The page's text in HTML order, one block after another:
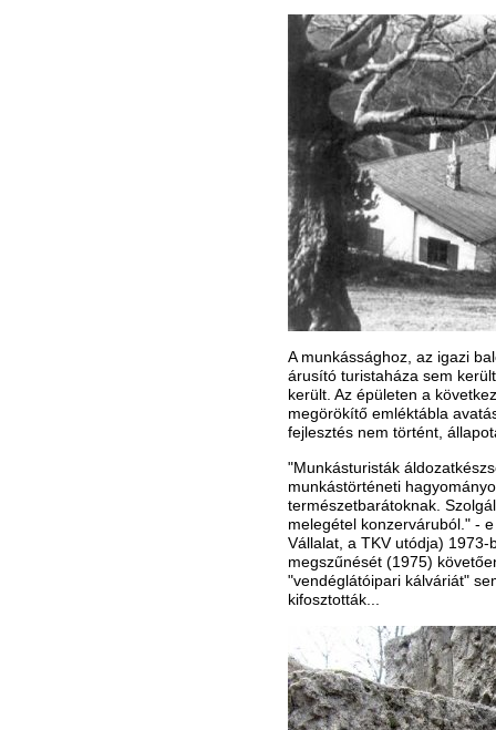
A munkássághoz, az igazi
árusító turistaháza sem
került. Az épületen a
megörökítő emléktábla
fejlesztés nem történt,
"Munkásturisták
munkástörténeti
természetbarátoknak.
melegétel konzerváruból." -
Vállalat, a TKV utódja)
megszűnését (1975)
"vendéglátóipari kálváriát"
kifosztották...